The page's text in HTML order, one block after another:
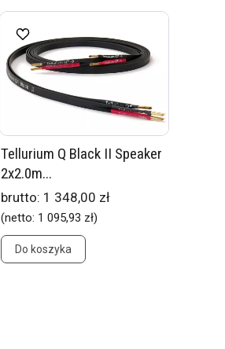
Tellurium Q Black II Speaker
2x2.0m...
brutto: 1 348,00 zł
(netto: 1 095,93 zł)
Do koszyka